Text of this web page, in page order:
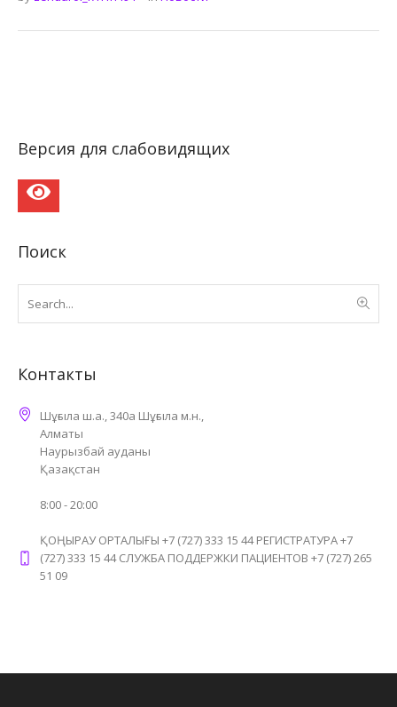
Версия для слабовидящих
Поиск
Контакты
Шұғыла ш.а., 340а Шұғыла м.н.,
Алматы
Наурызбай ауданы
Қазақстан
8:00 - 20:00
ҚОҢЫРАУ ОРТАЛЫҒЫ +7 (727) 333 15 44 РЕГИСТРАТУРА +7
(727) 333 15 44 СЛУЖБА ПОДДЕРЖКИ ПАЦИЕНТОВ +7 (727) 265
51 09